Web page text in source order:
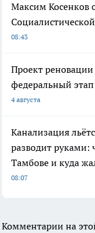
Максим Косенков
08:43
Проект
федеральный этап
4 августа
Канализация
разводит руками:
Тамбове и куда
08:07
Комментарии на